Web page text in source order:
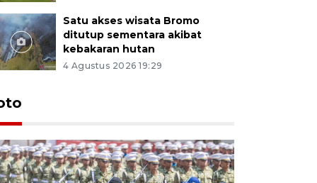
Satu akses wisata Bromo
ditutup sementara akibat
kebakaran hutan
4 Agustus 2026 19:29